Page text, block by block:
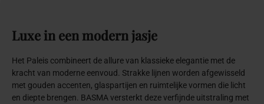
Luxe in een modernjasje
Het Paleis combineert de allure van klassieke elegantie met de
kracht van moderne eenvoud. Strakke lijnen worden afgewisseld
met gouden accenten, glaspartijen en ruimtelijke vormen die licht
en diepte brengen. BASMA versterkt deze verfijnde uitstraling met